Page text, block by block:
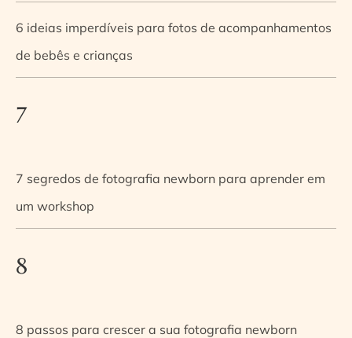
6 ideias imperdíveis para fotos de acompanhamentos
de bebês e crianças
7
7 segredos de fotografia newborn para aprender em
um workshop
8
8 passos para crescer a sua fotografia newborn